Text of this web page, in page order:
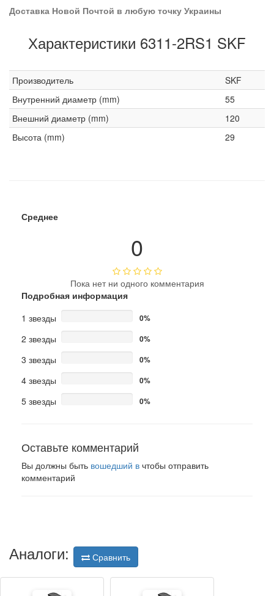
Доставка Новой Почтой в любую точку Украины
Характеристики 6311-2RS1 SKF
Производитель
SKF
Внутренний диаметр (mm)
55
Внешний диаметр (mm)
120
Высота (mm)
29
Среднее
0
Пока нет ни одного комментария
Подробная информация
1 звезды
0%
2 звезды 0%
3 звезды 0%
4 звезды 0%
5 звезды 0%
Оставьте комментарий
Вы должны быть вошедший в чтобы отправить
комментарий
Аналоги: Сравнить